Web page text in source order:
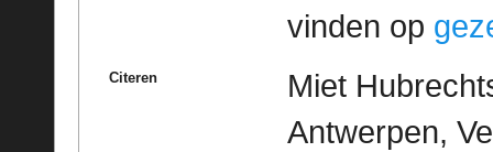
vinden op
Citeren
Miet
Antwerpen,